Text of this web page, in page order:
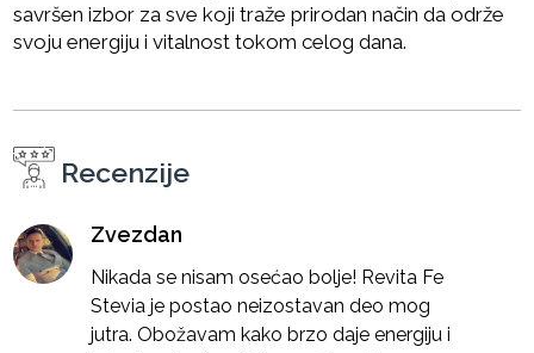
savršen izbor za sve koji traže prirodan način da održe
svoju energiju i vitalnost tokom celog dana.
Recenzije
Zvezdan
Nikada se nisam osećao bolje! Revita Fe
Stevia je postao neizostavan deo mog
jutra. Obožavam kako brzo daje energiju i